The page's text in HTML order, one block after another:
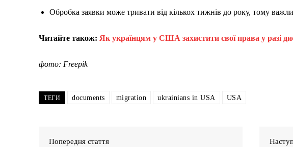
Обробка заявки може тривати від кількох тижнів до року, тому
Читайте також: Як українцям у США захистити свої права у разі
фото: Freepik
ТЕГИ documents migration ukrainians in USA USA
Попередня стаття